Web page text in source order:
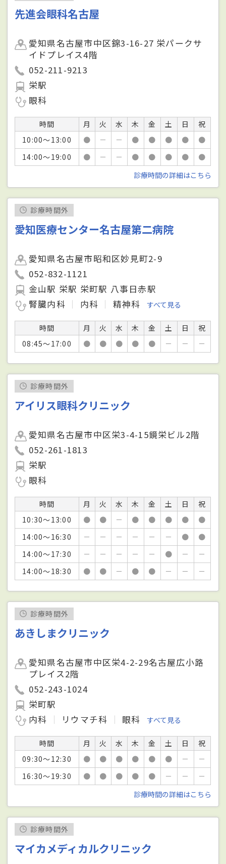
先進会眼科名古屋
愛知県名古屋市中区錦3-16-27 栄パークサ
イドプレイス4階
052-211-9213
栄駅
眼科
時間 月 火 水 木 金 土 日
祝
10:00～13:00
● － － ● ● ● ●
●
14:00～19:00
● － － ● ● ● ●
●
診療時間の詳細はこちら
診療時間外
愛知医療センター名古屋第二病院
愛知県名古屋市昭和区妙見町2-9
052-832-1121
金山駅 栄駅 栄町駅 八事日赤駅
腎臓内科
内科 精神科 すべて見る
時間 月 火 水 木 金 土 日
祝
08:45～17:00
● ● ● ● ● － － －
診療時間外
アイリス眼科クリニック
愛知県名古屋市中区栄3-4-15鏡栄ビル2階
052-261-1813
栄駅
眼科
時間 月 火 水 木 金 土 日
祝
10:30～13:00
● ● － ● ● ● ●
●
14:00～16:30
－ － － － － － ●
●
14:00～17:30
－ － － － － ● －
－
14:00～18:30
● ● － ● ● － － －
診療時間外
あきしまクリニック
愛知県名古屋市中区栄4-2-29名古屋広小路
プレイス2階
052-243-1024
栄町駅
内科
リウマチ科 眼科 すべて見る
時間 月 火 水 木 金 土 日
祝
09:30～12:30
● ● ● ● ● ● －
－
16:30～19:30
● ● ● ● ● － －
－
診療時間の詳細はこちら
診療時間外
マイカメディカルクリニック